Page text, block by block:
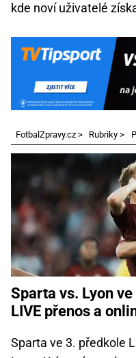
kde noví uživatelé
FotbalZpravy.cz > Rubriky >
Sparta vs. Lyon
LIVE přenos a
Sparta ve 3. předkole